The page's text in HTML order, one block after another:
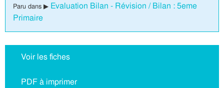
Paru dans ▶ Evaluation Bilan - Révision / Bilan : 5eme
Primaire
Voir les fiches
PDF à imprimer